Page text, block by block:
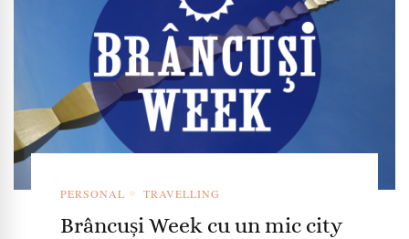
PERSONAL TRAVELLING
Brâncuși Week cu un mic city